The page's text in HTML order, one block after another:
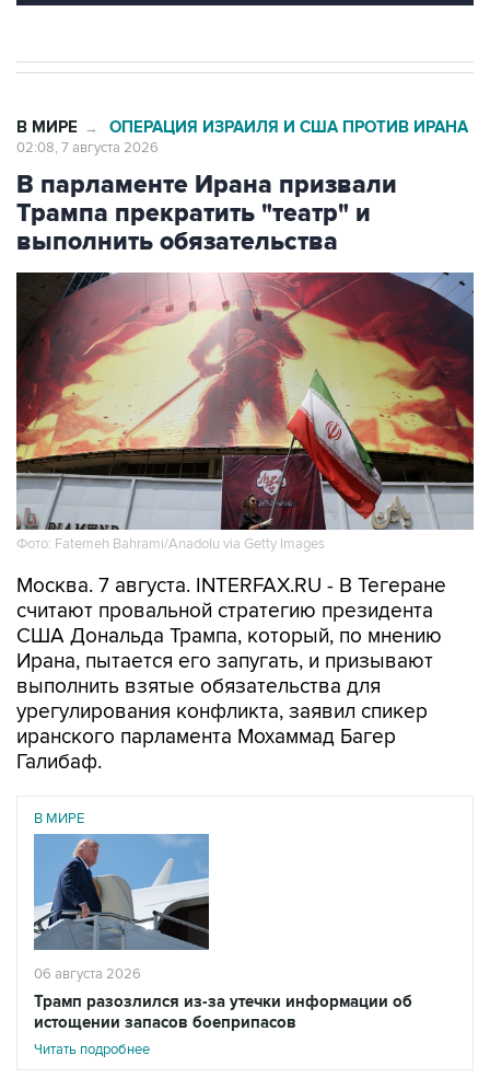
В МИРЕ → ОПЕРАЦИЯ ИЗРАИЛЯ И США ПРОТИВ ИРАНА
02:08, 7 августа 2026
В парламенте Ирана призвали
Трампа прекратить "театр" и
выполнить обязательства
Фото: Fatemeh Bahrami/Anadolu via Getty Images
Москва. 7 августа. INTERFAX.RU - В Тегеране
считают провальной стратегию президента
США Дональда Трампа, который, по мнению
Ирана, пытается его запугать, и призывают
выполнить взятые обязательства для
урегулирования конфликта, заявил спикер
иранского парламента Мохаммад Багер
Галибаф.
В МИРЕ
06 августа 2026
Трамп разозлился из-за утечки информации об
истощении запасов боеприпасов
Читать подробнее